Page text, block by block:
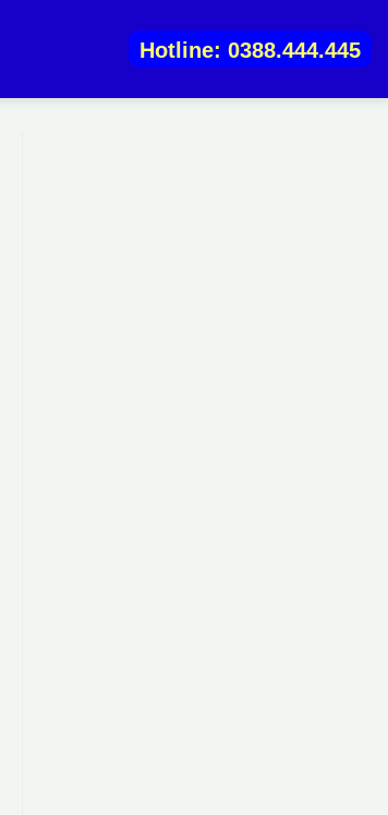
Hotline: 0388.444.445